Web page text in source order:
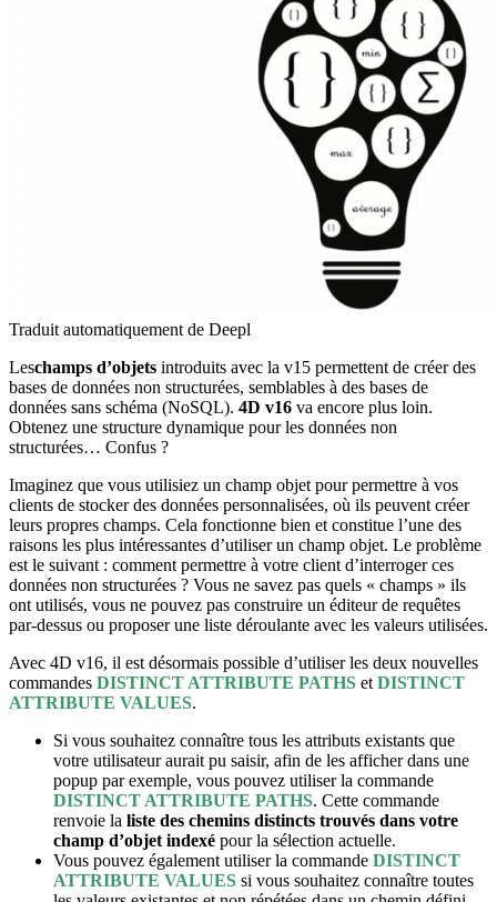
Traduit automatiquement de Deepl
Leschamps d’objets introduits avec la v15 permettent de créer des
bases de données non structurées, semblables à des bases de
données sans schéma (NoSQL). 4D v16 va encore plus loin.
Obtenez une structure dynamique pour les données non
structurées… Confus ?
Imaginez que vous utilisiez un champ objet pour permettre à vos
clients de stocker des données personnalisées, où ils peuvent créer
leurs propres champs. Cela fonctionne bien et constitue l’une des
raisons les plus intéressantes d’utiliser un champ objet. Le problème
est le suivant : comment permettre à votre client d’interroger ces
données non structurées ? Vous ne savez pas quels « champs » ils
ont utilisés, vous ne pouvez pas construire un éditeur de requêtes
par-dessus ou proposer une liste déroulante avec les valeurs utilisées.
Avec 4D v16, il est désormais possible d’utiliser les deux nouvelles
commandes DISTINCT ATTRIBUTE PATHS et DISTINCT
ATTRIBUTE VALUES.
Si vous souhaitez connaître tous les attributs existants que
votre utilisateur aurait pu saisir, afin de les afficher dans une
popup par exemple, vous pouvez utiliser la commande
DISTINCT ATTRIBUTE PATHS. Cette commande
renvoie la liste des chemins distincts trouvés dans votre
champ d’objet indexé pour la sélection actuelle.
Vous pouvez également utiliser la commande DISTINCT
ATTRIBUTE VALUES si vous souhaitez connaître toutes